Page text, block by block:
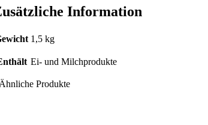
Information
1,5 kg
Ei- und Milchprodukte
Produkte